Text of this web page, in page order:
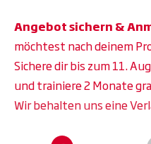
Angebot sichern &
möchtest nach deinem
Sichere dir bis zum 11.
und trainiere 2 Monate
Wir behalten uns eine